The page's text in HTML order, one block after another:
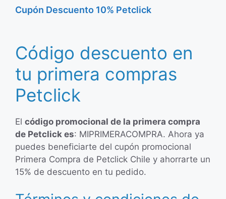
Cupón Descuento 10% Petclick
Código descuento en
tu primera compras
Petclick
El código promocional de la primera compra
de Petclick es: MIPRIMERACOMPRA. Ahora ya
puedes beneficiarte del cupón promocional
Primera Compra de Petclick Chile y ahorrarte un
15% de descuento en tu pedido.